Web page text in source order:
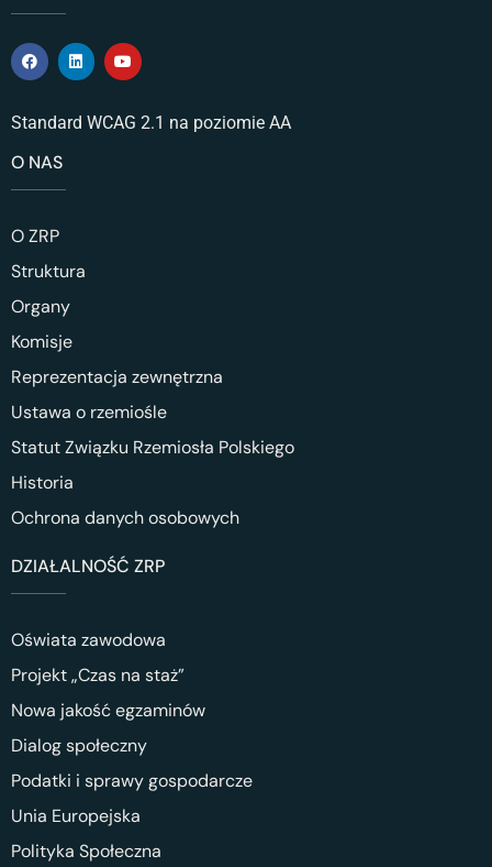
Standard WCAG 2.1 na poziomie AA
O NAS
O ZRP
Struktura
Organy
Komisje
Reprezentacja zewnętrzna
Ustawa o rzemiośle
Statut Związku Rzemiosła Polskiego
Historia
Ochrona danych osobowych
DZIAŁALNOŚĆ ZRP
Oświata zawodowa
Projekt „Czas na staż”
Nowa jakość egzaminów
Dialog społeczny
Podatki i sprawy gospodarcze
Unia Europejska
Polityka Społeczna